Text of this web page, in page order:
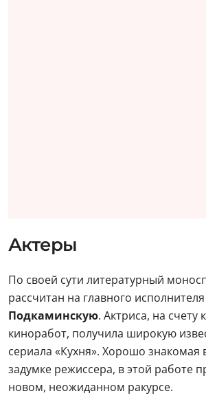
Актеры
По своей сути литературный
рассчитан на главного
Подкаминскую. Актриса, на счету
киноработ, получила широкую
сериала «Кухня». Хорошо знакомая
задумке режиссера, в этой работе
новом, неожиданном ракурсе.